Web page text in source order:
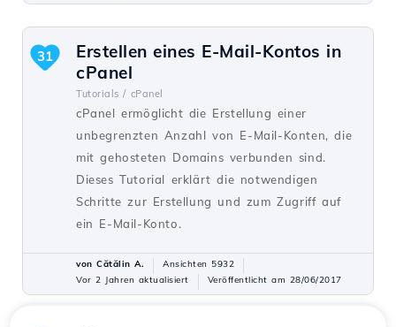
Erstellen eines E-Mail-Kontos in
cPanel
Tutorials / cPanel
cPanel ermöglicht die Erstellung einer
unbegrenzten Anzahl von E-Mail-Konten, die
mit gehosteten Domains verbunden sind.
Dieses Tutorial erklärt die notwendigen
Schritte zur Erstellung und zum Zugriff auf
ein E-Mail-Konto.
31
von Cătălin A.
Ansichten 5932
Vor 2 Jahren aktualisiert
Veröffentlicht am 28/06/2017